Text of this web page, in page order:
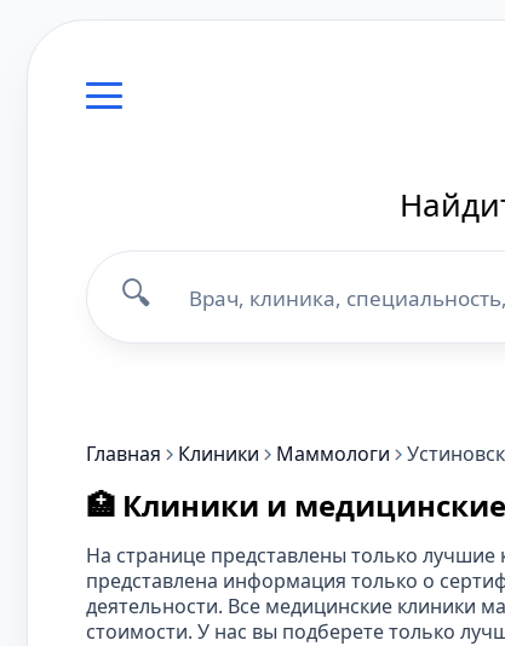
🔍
Главная Клиники Маммологи
🏥 Клиники и
На странице представлены только
представлена информация только о
деятельности. Все медицинские клиники
стоимости. У нас вы подберете только